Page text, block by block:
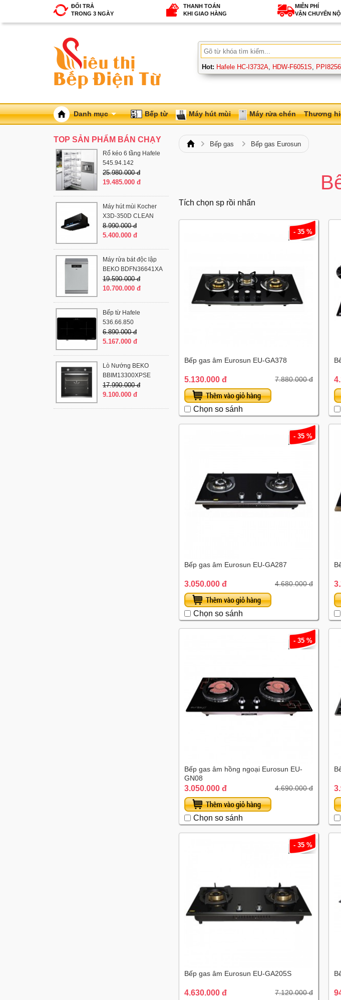
ĐỔI TRẢ
TRONG 3 NGÀY
THANH TOÁN
KHI GIAO HÀNG
MIỄN PHÍ
VẬN CHUYỂN
Hot: Hafele HC-I3732A, HDW-F6051S,
Danh mục Bếp từ Máy hút mùi Máy rửa chén Thương
Bếp gas Bếp gas Eurosun
Tích chọn sp rồi nhấn
- 35 %
Bếp gas âm Eurosun EU-GA378
5.130.000 đ 7.880.000 đ
Chọn so sánh
- 35 %
Bếp gas âm Eurosun EU-GA287
3.050.000 đ 4.680.000 đ
Chọn so sánh
- 35 %
Bếp gas âm hồng ngoại Eurosun EU-
GN08
3.050.000 đ 4.690.000 đ
Chọn so sánh
- 35 %
Bếp gas âm Eurosun EU-GA205S
4.630.000 đ 7.120.000 đ
TOP SẢN PHẨM BÁN CHẠY
Rổ kéo 6 tầng Hafele
545.94.142
25.980.000 đ
19.485.000 đ
Máy hút mùi Kocher
X3D-350D CLEAN
8.990.000 đ
5.400.000 đ
Máy rửa bát độc lập
BEKO BDFN36641XA
19.590.000 đ
10.700.000 đ
Bếp từ Hafele
536.66.850
6.890.000 đ
5.167.000 đ
Lò Nướng BEKO
BBIM13300XPSE
17.990.000 đ
9.100.000 đ